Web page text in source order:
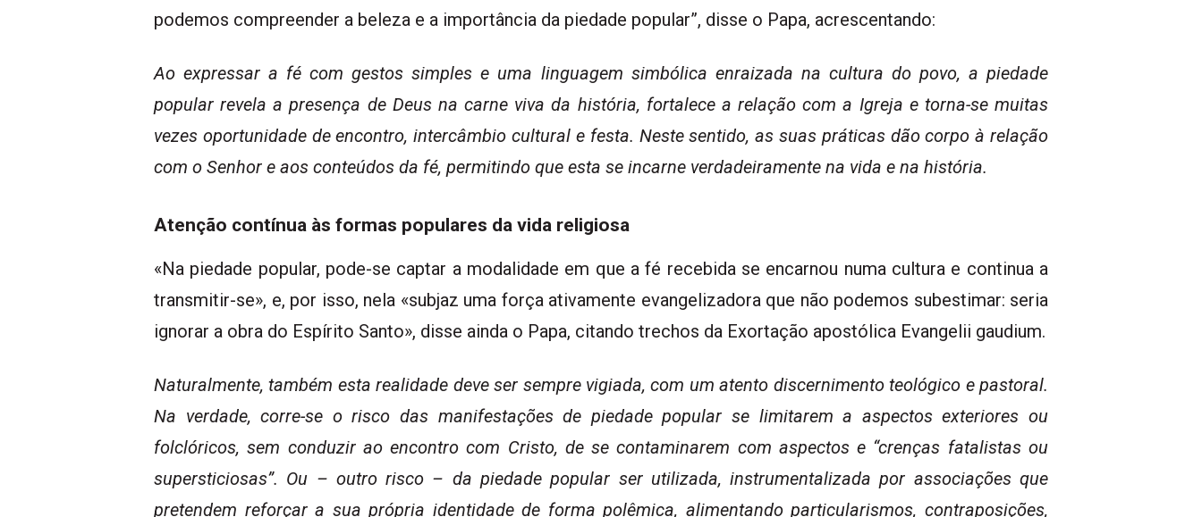
podemos compreender a beleza e a importância da piedade popular”, disse o Papa, acrescentando:
Ao expressar a fé com gestos simples e uma linguagem simbólica enraizada na cultura do povo, a piedade
popular revela a presença de Deus na carne viva da história, fortalece a relação com a Igreja e torna-se muitas
vezes oportunidade de encontro, intercâmbio cultural e festa. Neste sentido, as suas práticas dão corpo à relação
com o Senhor e aos conteúdos da fé, permitindo que esta se incarne verdadeiramente na vida e na história.
Atenção contínua às formas populares da vida religiosa
«Na piedade popular, pode-se captar a modalidade em que a fé recebida se encarnou numa cultura e continua a
transmitir-se», e, por isso, nela «subjaz uma força ativamente evangelizadora que não podemos subestimar: seria
ignorar a obra do Espírito Santo», disse ainda o Papa, citando trechos da Exortação apostólica Evangelii gaudium.
Naturalmente, também esta realidade deve ser sempre vigiada, com um atento discernimento teológico e pastoral.
Na verdade, corre-se o risco das manifestações de piedade popular se limitarem a aspectos exteriores ou
folclóricos, sem conduzir ao encontro com Cristo, de se contaminarem com aspectos e “crenças fatalistas ou
supersticiosas”. Ou – outro risco – da piedade popular ser utilizada, instrumentalizada por associações que
pretendem reforçar a sua própria identidade de forma polêmica, alimentando particularismos, contraposições,